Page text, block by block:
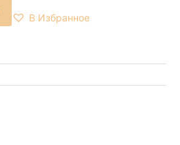
В Избранное